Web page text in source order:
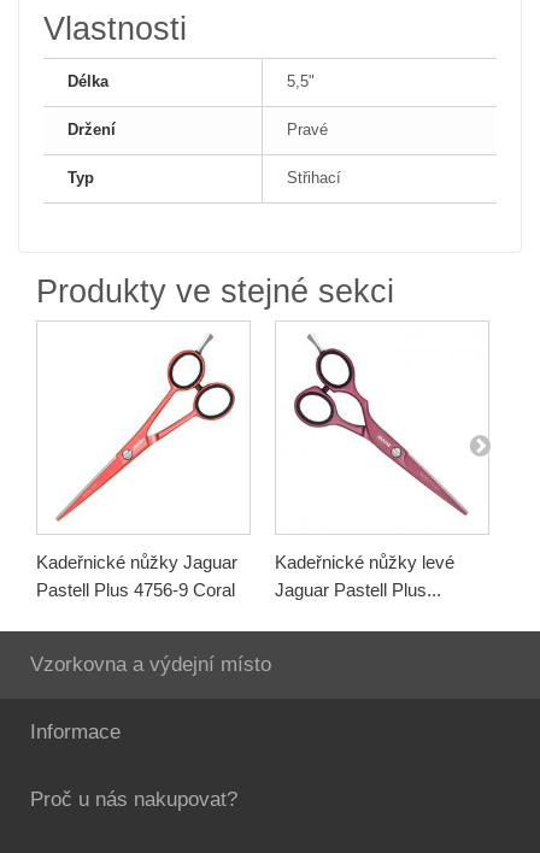
Vlastnosti
Délka 5,5"
Držení Pravé
Typ Střihací
Produkty ve stejné sekci
Kadeřnické nůžky Jaguar
Pastell Plus 4756-9 Coral
Kadeřnické nůžky levé
Jaguar Pastell Plus...
Vzorkovna a výdejní místo
Informace
Proč u nás nakupovat?